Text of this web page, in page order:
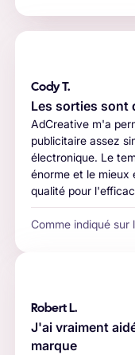
Cody T.
Les sorties sont
AdCreative m'a
publicitaire assez
électronique. Le
énorme et le mieux
qualité pour
Comme indiqué sur
Robert L.
J'ai vraiment
marque